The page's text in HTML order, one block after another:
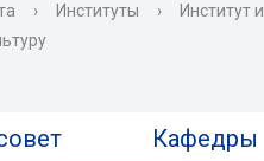
› Институты › Институт
Кафедры